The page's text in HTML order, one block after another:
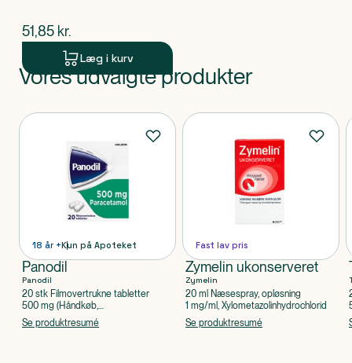
$nuværende pris
51,85 kr.
Læg i kurv
Produkt 1 af 0
Vores udvalgte produkter
Produkter
18 år +Kun på Apoteket
Panodil
Panodil
20 stk Filmovertrukne tabletter
500 mg (Håndkøb,
apoteksforbeholdt), Paracetamol
Se produktresumé
Fast lav pris
Zymelin ukonserveret
Zymelin
20 ml Næsespray, opløsning
1 mg/ml, Xylometazolinhydrochlorid
Se produktresumé